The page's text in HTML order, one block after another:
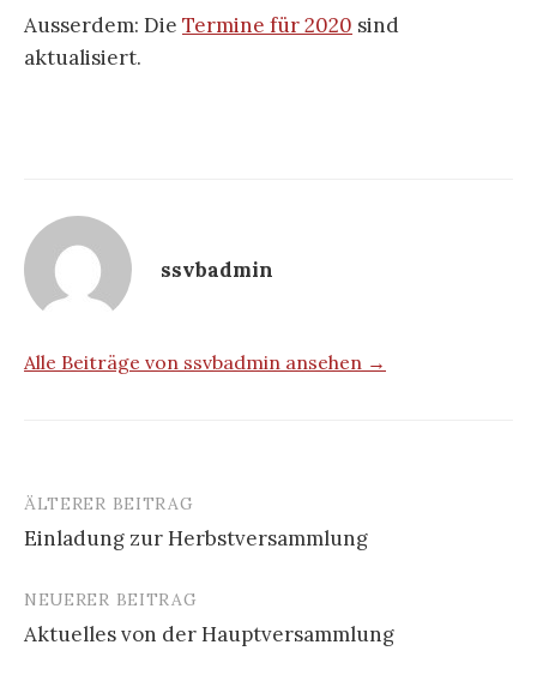
Ausserdem: Die Termine für 2020 sind
aktualisiert.
ssvbadmin
Alle Beiträge von ssvbadmin ansehen →
Beitrags-
Navigation
ÄLTERER BEITRAG
Einladung zur Herbstversammlung
NEUERER BEITRAG
Aktuelles von der Hauptversammlung